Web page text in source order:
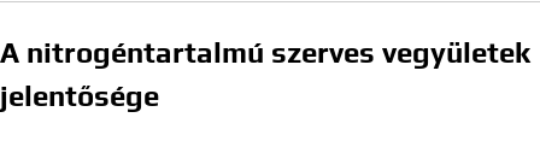
A nitrogéntartalmú szerves vegyületek
jelentősége